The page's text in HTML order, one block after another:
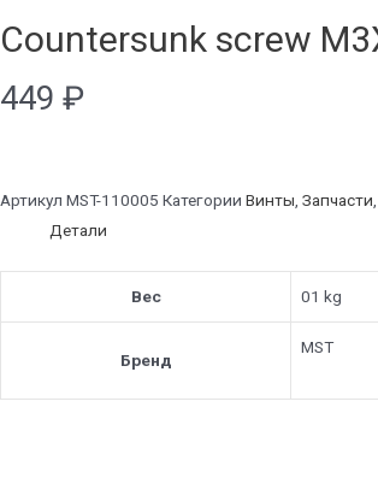
Countersunk screw
449 ₽
Артикул MST-110005 Категории Винты, Запчасти,
Детали
Вес 01 kg
Бренд
MST